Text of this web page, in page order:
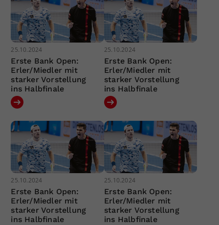
25.10.2024
Erste Bank Open:
Erler/Miedler mit
starker Vorstellung
ins Halbfinale
25.10.2024
Erste Bank Open:
Erler/Miedler mit
starker Vorstellung
ins Halbfinale
25.10.2024
Erste Bank Open:
Erler/Miedler mit
starker Vorstellung
ins Halbfinale
25.10.2024
Erste Bank Open:
Erler/Miedler mit
starker Vorstellung
ins Halbfinale